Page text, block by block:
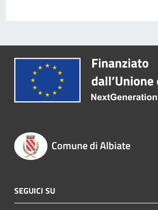
Comune di Albiate
SEGUICI SU